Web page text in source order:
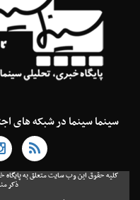
سینما سینما در شبکه های
کلیه حقوق این وب سایت متعلق به
ذکر